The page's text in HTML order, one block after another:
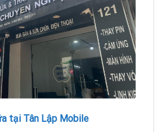
tại Tân Lập Mobile